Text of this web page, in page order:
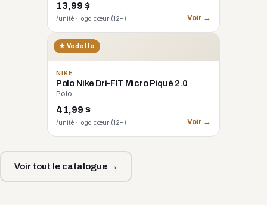
13,99 $
/unité · logo cœur (12+) Voir →
★ Vedette
NIKE
Polo Nike Dri-FIT Micro Piqué 2.0
Polo
41,99 $
/unité · logo cœur (12+) Voir →
Voir tout le catalogue →